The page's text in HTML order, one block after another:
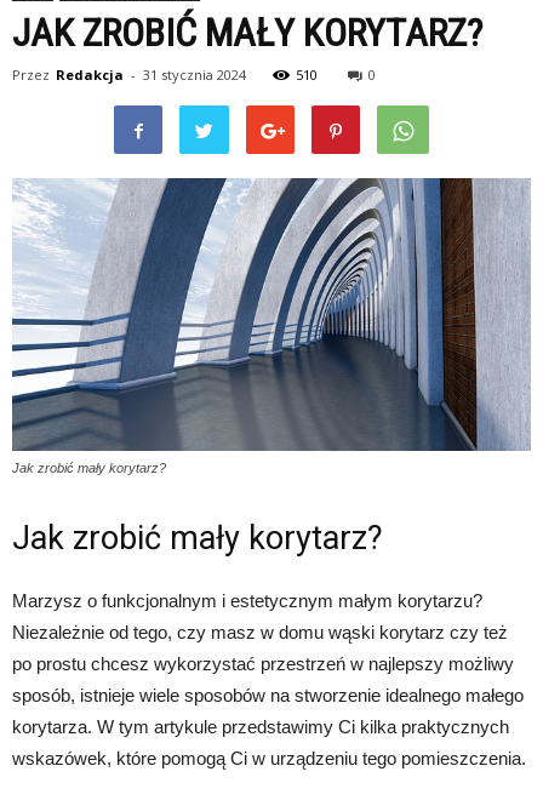
JAK ZROBIĆ MAŁY KORYTARZ?
Przez Redakcja - 31 stycznia 2024 510 0
Jak zrobić mały korytarz?
Jak zrobić mały korytarz?
Marzysz o funkcjonalnym i estetycznym małym korytarzu?
Niezależnie od tego, czy masz w domu wąski korytarz czy też
po prostu chcesz wykorzystać przestrzeń w najlepszy możliwy
sposób, istnieje wiele sposobów na stworzenie idealnego małego
korytarza. W tym artykule przedstawimy Ci kilka praktycznych
wskazówek, które pomogą Ci w urządzeniu tego pomieszczenia.